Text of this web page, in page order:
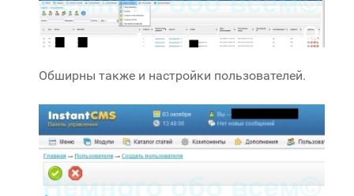
Обширны также и настройки пользователей.